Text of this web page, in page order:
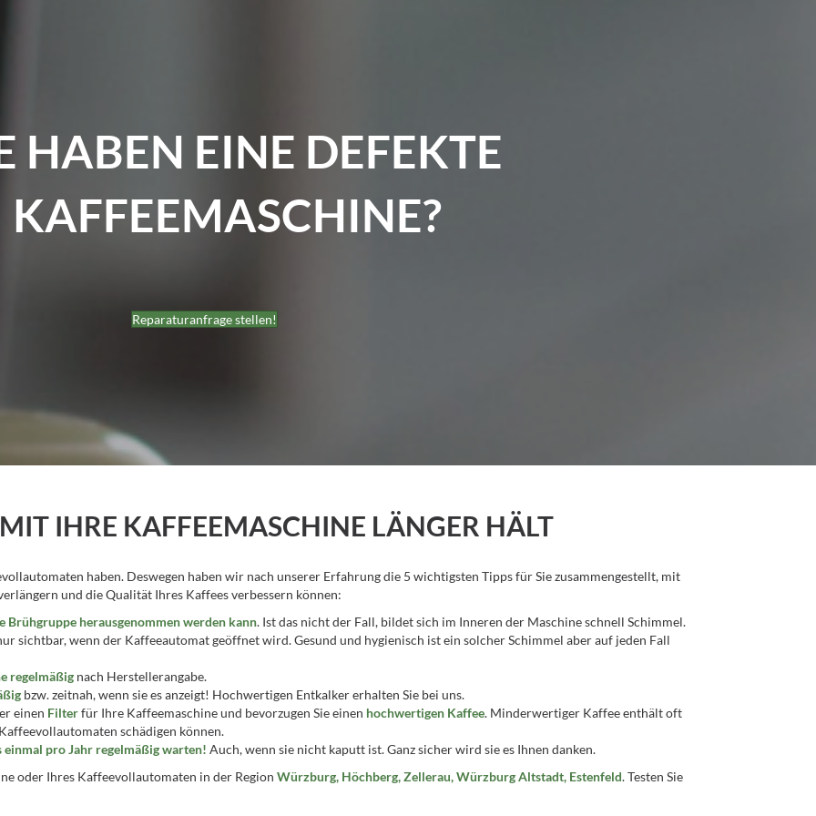
HABEN EINE DEFEKTE
KAFFEEMASCHINE?
Reparaturanfrage stellen!
IHRE KAFFEEMASCHINE LÄNGER HÄLT
haben. Deswegen haben wir nach unserer Erfahrung die 5 wichtigsten Tipps für Sie zusammengestellt, mit
und die Qualität Ihres Kaffees verbessern können:
Brühgruppe herausgenommen werden kann. Ist das nicht der Fall, bildet sich im Inneren der Maschine schnell Schimmel.
sichtbar, wenn der Kaffeeautomat geöffnet wird. Gesund und hygienisch ist ein solcher Schimmel aber auf jeden Fall
regelmäßig nach Herstellerangabe.
bzw. zeitnah, wenn sie es anzeigt! Hochwertigen Entkalker erhalten Sie bei uns.
einen Filterfür Ihre Kaffeemaschine und bevorzugen Sie einen hochwertigen Kaffee. Minderwertiger Kaffee enthält oft
schädigen können.
einmal pro Jahr regelmäßig warten! Auch, wenn sie nicht kaputt ist. Ganz sicher wird sie es Ihnen danken.
oder Ihres Kaffeevollautomaten in der Region Würzburg, Höchberg, Zellerau, Würzburg Altstadt, Estenfeld. Testen Sie